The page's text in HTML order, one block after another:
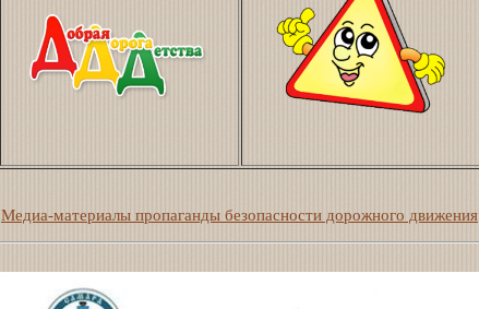
Медиа-материалы пропаганды безопасности дорожного движения